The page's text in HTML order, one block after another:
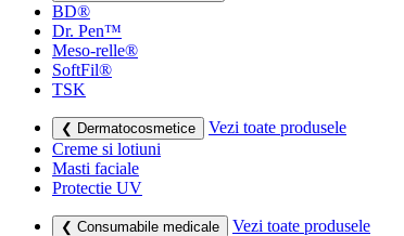
BD®
Dr. Pen™
Meso-relle®
SoftFil®
TSK
❮ Dermatocosmetice
Vezi toate produsele
Creme si lotiuni
Masti faciale
Protectie UV
❮ Consumabile medicale
Vezi toate produsele